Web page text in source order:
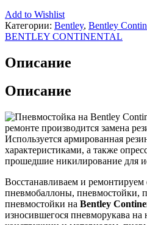
Add to Wishlist
Категории: Bentley, Bentley
BENTLEY CONTINENTAL
Описание
Описание
ремонте производится замена
Используется армированная
характеристиками, а также
прошедшие никилирование для
Восстанавливаем и
пневмобаллоны, пневмостойки,
пневмостойки на Bentley
износившегося пневморукава на